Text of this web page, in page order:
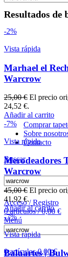
HeroQuest es
jugadores a
experiencia
Comprar
Sobre
Contacto
Buscar
Acceso / Registro
0artículos / 0,00 €
Menú
0artículos 0,00€
Resultados de
-2%
Vista rápida
Marhael el
Warcrow
25,00€ El precio
24,52 €.
Añadir al carrito
-7%
Vista rápida
Merodeadores
Warcrow
45,00€ El precio
41,92 €.
Añadir al carrito
-7%
Vista rápida
Baluartes |